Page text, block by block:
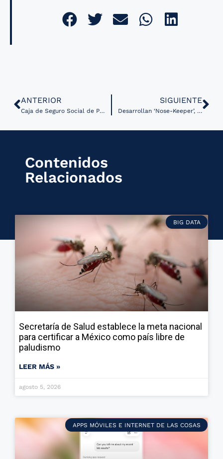
ANTERIOR
Caja de Seguro Social de Panamá inicia con éxito su estrategia de telemedicina
SIGUIENTE
Desarrollan ‘Nose-Keeper’, una app de IA para la detección temprana del carcinoma nasofaríngeo
Contenidos
Relacionados
BIG DATA
Secretaría de Salud establece la meta nacional
para certificar a México como país libre de
paludismo
LEER MÁS »
agosto 5, 2026
APPS MÓVILES E INTERNET DE LAS COSAS